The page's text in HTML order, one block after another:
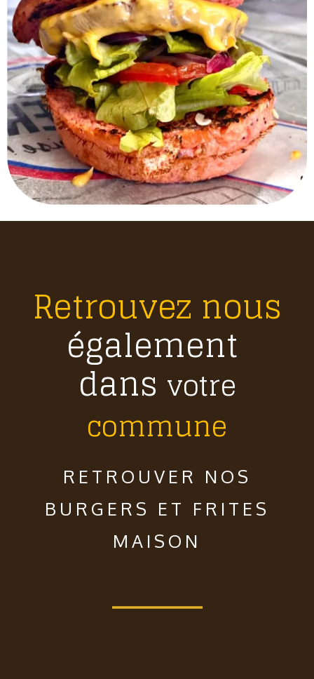
Retrouvez nous
également
dans votre
commune
RETROUVER NOS
BURGERS ET FRITES
MAISON